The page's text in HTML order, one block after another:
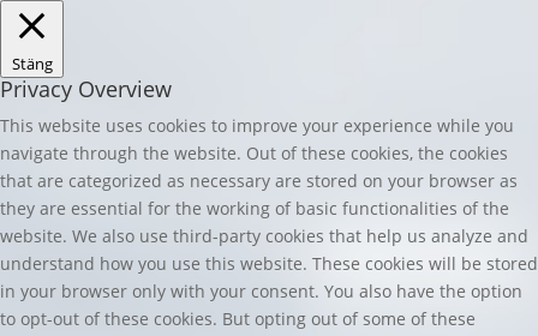
Stäng
Privacy Overview
This website uses cookies to improve your experience while you
navigate through the website. Out of these cookies, the cookies
that are categorized as necessary are stored on your browser as
they are essential for the working of basic functionalities of the
website. We also use third-party cookies that help us analyze and
understand how you use this website. These cookies will be stored
in your browser only with your consent. You also have the option
to opt-out of these cookies. But opting out of some of these